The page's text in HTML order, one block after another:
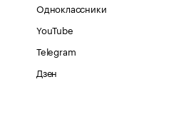
Одноклассники
YouTube
Telegram
Дзен